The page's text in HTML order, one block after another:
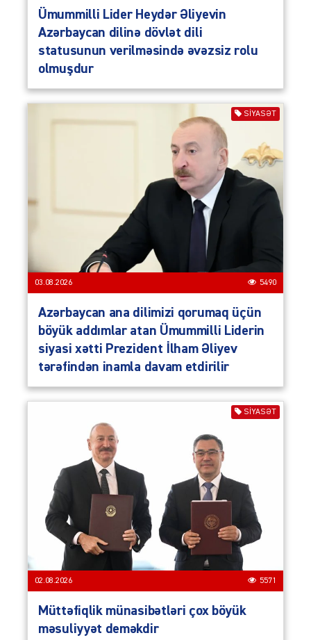
Ümummilli Lider Heydər Əliyevin
Azərbaycan dilinə dövlət dili
statusunun verilməsində əvəzsiz rolu
olmuşdur
SIYASƏT
03.08.2026 5490
Azərbaycan ana dilimizi qorumaq üçün
böyük addımlar atan Ümummilli Liderin
siyasi xətti Prezident İlham Əliyev
tərəfindən inamla davam etdirilir
SIYASƏT
02.08.2026 5571
Müttəfiqlik münasibətləri çox böyük
məsuliyyət deməkdir